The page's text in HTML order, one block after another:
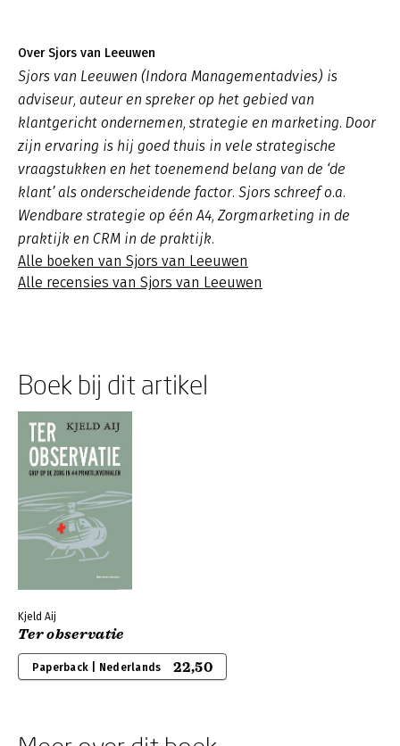
Over Sjors van Leeuwen
Sjors van Leeuwen (Indora Managementadvies) is
adviseur, auteur en spreker op het gebied van
klantgericht ondernemen, strategie en marketing. Door
zijn ervaring is hij goed thuis in vele strategische
vraagstukken en het toenemend belang van de ‘de
klant’ als onderscheidende factor. Sjors schreef o.a.
Wendbare strategie op één A4, Zorgmarketing in de
praktijk en CRM in de praktijk.
Alle boeken van Sjors van Leeuwen
Alle recensies van Sjors van Leeuwen
Boek bij dit artikel
Kjeld Aij
Ter observatie
Paperback | Nederlands 22,50